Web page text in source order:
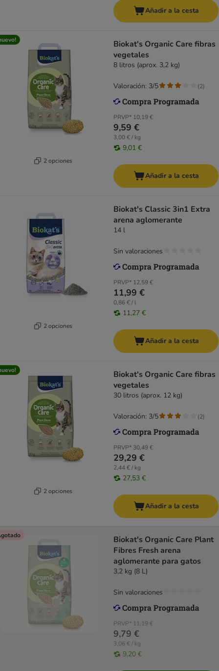
Añadir a la cesta
2 opciones
Biokat's Organic Care fibras
vegetales
8 litros (aprox. 3,2 kg)
PRVP* 10,19 €
9,59 €
3,00 € / kg
9,01 €
Valoración: 3/5 (2)
Añadir a la cesta
2 opciones
Biokat's Classic 3in1 Extra
arena aglomerante
14 l
PRVP* 12,59 €
11,99 €
0,86 € / l
11,27 €
Sin valoraciones
Añadir a la cesta
2 opciones
Biokat's Organic Care fibras
vegetales
30 litros (aprox. 12 kg)
PRVP* 30,49 €
29,29 €
2,44 € / kg
27,53 €
Valoración: 3/5 (2)
Añadir a la cesta
Biokat's Organic Care Plant
Fibres Fresh arena
aglomerante para gatos
3,2 kg (8 L)
PRVP* 11,19 €
9,79 €
3,06 € / kg
9,20 €
Sin valoraciones